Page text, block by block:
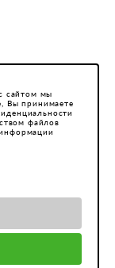
сайтом мы
Вы принимаете
файлов